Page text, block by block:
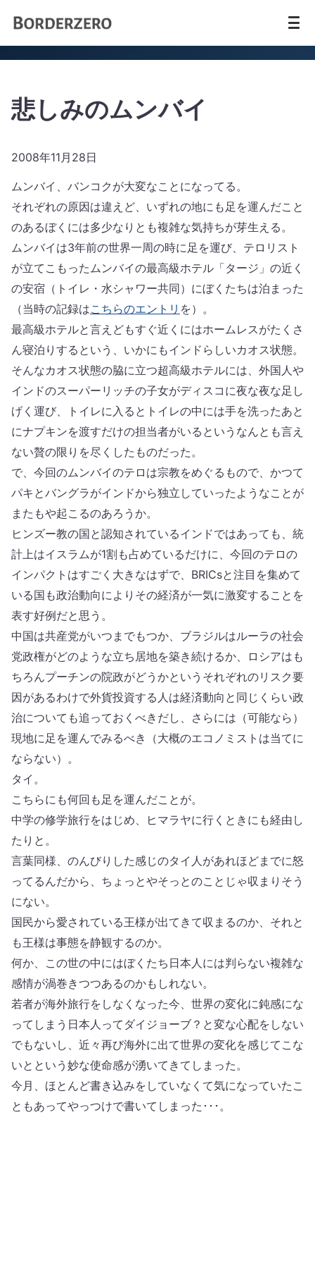
悲しみのムンバイ
2008年11月28日
ムンバイ、バンコクが大変なことになってる。
それぞれの原因は違えど、いずれの地にも足を運んだこと
のあるぼくには多少なりとも複雑な気持ちが芽生える。
ムンバイは3年前の世界一周の時に足を運び、テロリスト
が立てこもったムンバイの最高級ホテル「タージ」の近く
の安宿（トイレ・水シャワー共同）にぼくたちは泊まった
（当時の記録はこちらのエントリ を）。
最高級ホテルと言えどもすぐ近くにはホームレスがたくさ
ん寝泊りするという、いかにもインドらしいカオス状態。
そんなカオス状態の脇に立つ超高級ホテルには、外国人や
インドのスーパーリッチの子女がディスコに夜な夜な足し
げく運び、トイレに入るとトイレの中には手を洗ったあと
にナプキンを渡すだけの担当者がいるというなんとも言え
ない贅の限りを尽くしたものだった。
で、今回のムンバイのテロは宗教をめぐるもので、かつて
パキとバングラがインドから独立していったようなことが
またもや起こるのあろうか。
ヒンズー教の国と認知されているインドではあっても、統
計上はイスラムが1割も占めているだけに、今回のテロの
インパクトはすごく大きなはずで、BRICsと注目を集めて
いる国も政治動向によりその経済が一気に激変することを
表す好例だと思う。
中国は共産党がいつまでもつか、ブラジルはルーラの社会
党政権がどのような立ち居地を築き続けるか、ロシアはも
ちろんプーチンの院政がどうかというそれぞれのリスク要
因があるわけで外貨投資する人は経済動向と同じくらい政
治についても追っておくべきだし、さらには（可能なら）
現地に足を運んでみるべき（大概のエコノミストは当てに
ならない）。
タイ。
こちらにも何回も足を運んだことが。
中学の修学旅行をはじめ、ヒマラヤに行くときにも経由し
たりと。
言葉同様、のんびりした感じのタイ人があれほどまでに怒
ってるんだから、ちょっとやそっとのことじゃ収まりそう
にない。
国民から愛されている王様が出てきて収まるのか、それと
も王様は事態を静観するのか。
何か、この世の中にはぼくたち日本人には判らない複雑な
感情が渦巻きつつあるのかもしれない。
若者が海外旅行をしなくなった今、世界の変化に鈍感にな
ってしまう日本人ってダイジョーブ？と変な心配をしない
でもないし、近々再び海外に出て世界の変化を感じてこな
いとという妙な使命感が湧いてきてしまった。
今月、ほとんど書き込みをしていなくて気になっていたこ
ともあってやっつけで書いてしまった･･･。